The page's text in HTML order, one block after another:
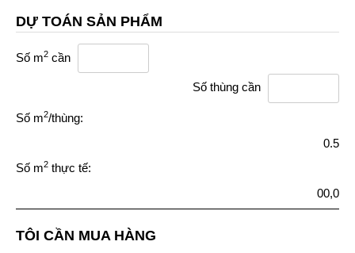
DỰ TOÁN SẢN PHẨM
Số m2 cần
Số thùng cần
Số m2/thùng:
0.5
Số m2 thực tế:
00,0
TÔI CẦN MUA HÀNG